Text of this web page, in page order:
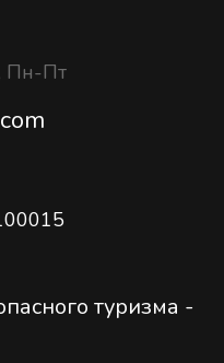
Пн-Пт
туризма -